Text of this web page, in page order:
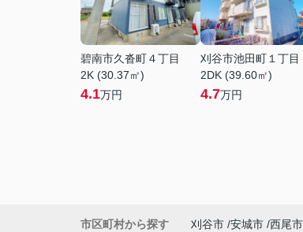
碧南市久沓町４丁目
2K (30.37㎡)
4.1万円
刈谷市池田町１丁目
2DK (39.60㎡)
4.7万円
市区町村から探す 刈谷市 安城市 西尾市